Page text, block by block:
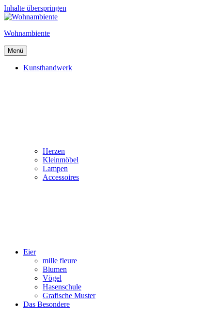
Inhalte überspringen
Wohnambiente
Menü
Kunsthandwerk
Herzen
Kleinmöbel
Lampen
Accessoires
Eier
mille fleure
Blumen
Vögel
Hasenschule
Grafische Muster
Das Besondere